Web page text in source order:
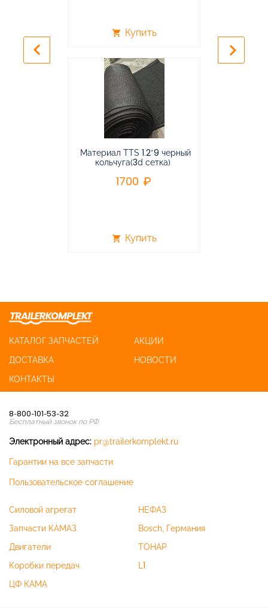
shopping_cart Купить
Материал TTS 1.2*9 черный
кольчуга(3d сетка)
1700
shopping_cart Купить
keyboard_arrow_left keyboard_arrow_right
КАТАЛОГ ЗАПЧАСТЕЙ
АКЦИИ
ДОСТАВКА
НОВОСТИ
КОНТАКТЫ
8-800-101-53-32
Бесплатный звонок по РФ
Электронный адрес: pr@trailerkomplekt.ru
Гарантии на все запчасти
Пользовательское соглашение
Силовой агрегат
Запчасти КАМАЗ
Двигатели
Коробки передач
ЦФ КАМА
НЕФАЗ
Bosch, Германия
ТОНАР
L1